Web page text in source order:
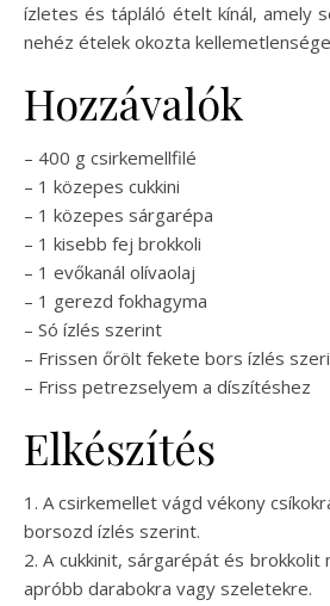
ízletes és tápláló ételt kínál, amely
nehéz ételek okozta
Hozzávalók
– 400 g csirkemellfilé
– 1 közepes cukkini
– 1 közepes sárgarépa
– 1 kisebb fej brokkoli
– 1 evőkanál olívaolaj
– 1 gerezd fokhagyma
– Só ízlés szerint
– Frissen őrölt fekete bors ízlés
– Friss petrezselyem a díszítéshez
Elkészítés
1. A csirkemellet vágd vékony
borsozd ízlés szerint.
2. A cukkinit, sárgarépát és
apróbb darabokra vagy szeletekre.